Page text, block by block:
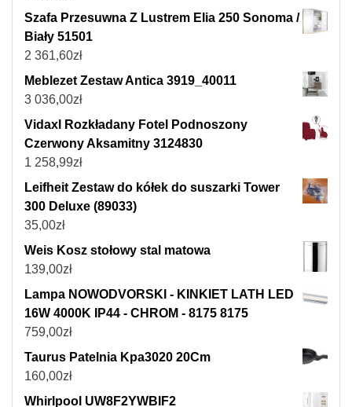
Szafa Przesuwna Z Lustrem Elia 250 Sonoma /
Biały 51501
2 361,60zł
Meblezet Zestaw Antica 3919_40011
3 036,00zł
Vidaxl Rozkładany Fotel Podnoszony
Czerwony Aksamitny 3124830
1 258,99zł
Leifheit Zestaw do kółek do suszarki Tower
300 Deluxe (89033)
35,00zł
Weis Kosz stołowy stal matowa
139,00zł
Lampa NOWODVORSKI - KINKIET LATH LED
16W 4000K IP44 - CHROM - 8175 8175
759,00zł
Taurus Patelnia Kpa3020 20Cm
160,00zł
Whirlpool UW8F2YWBIF2